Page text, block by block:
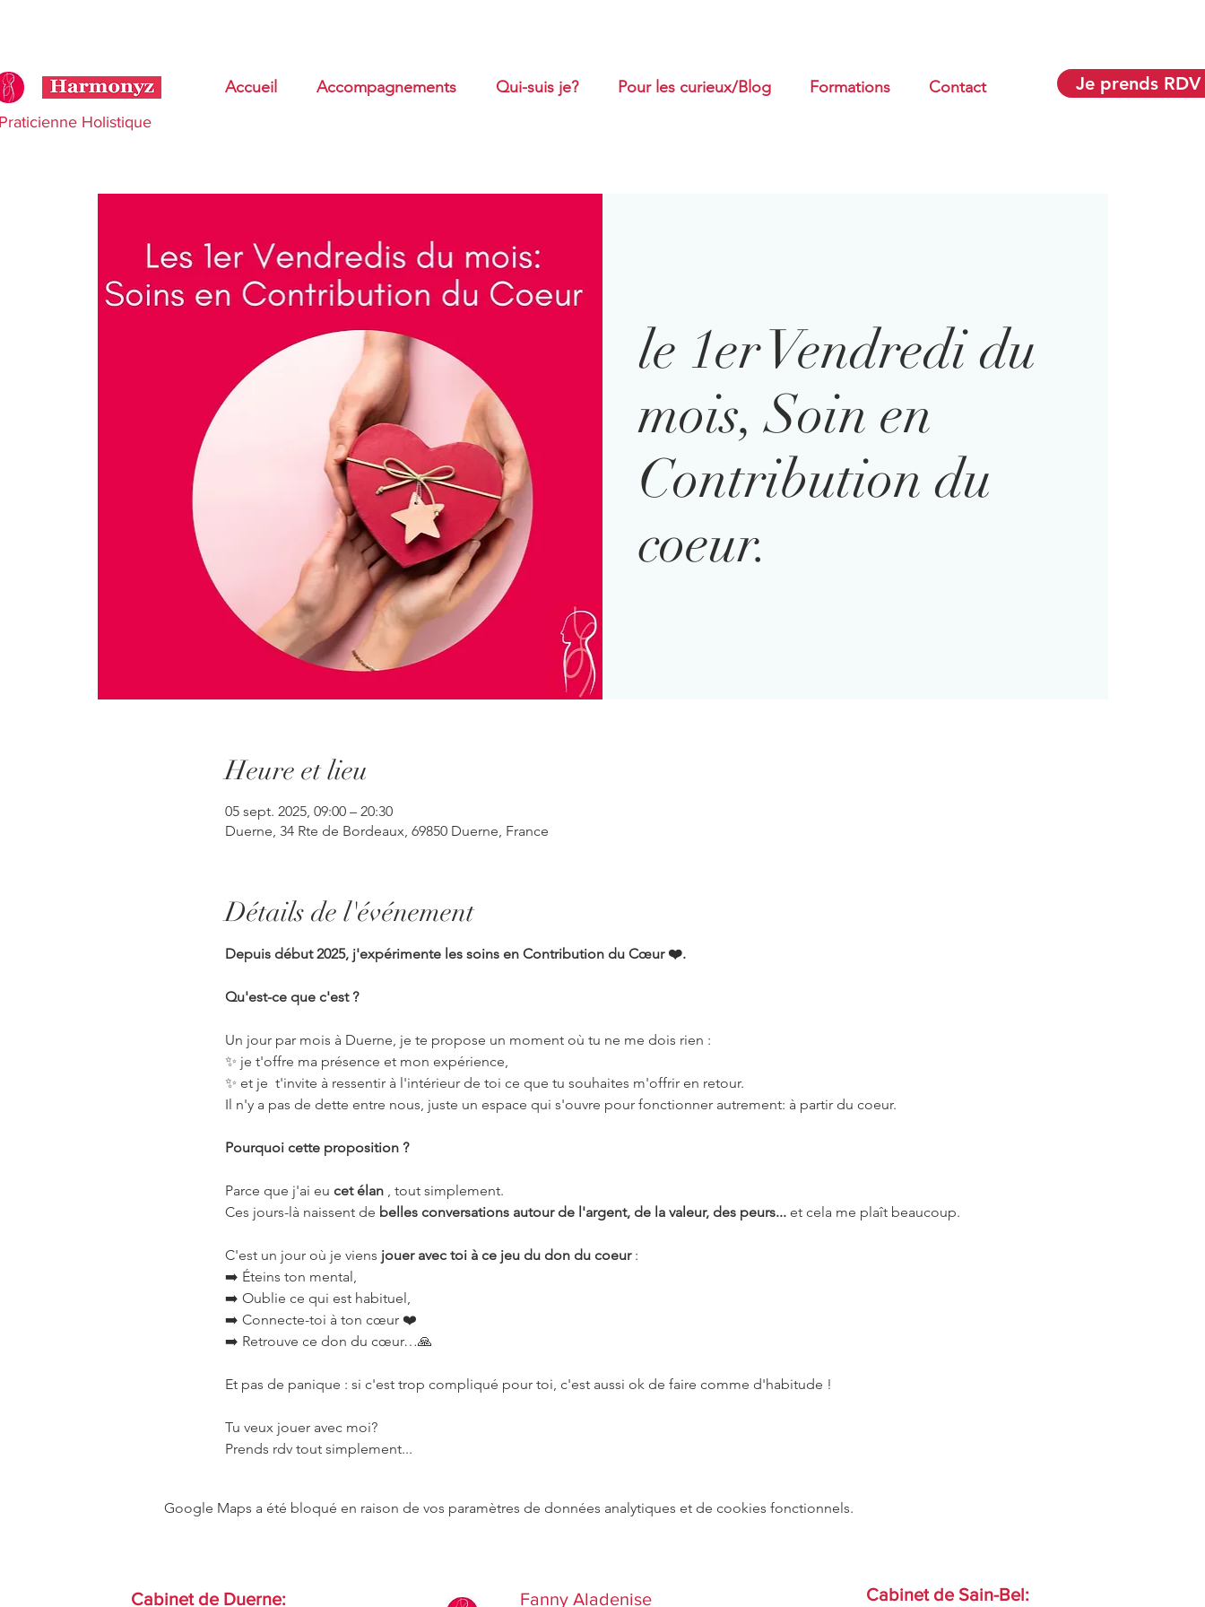
Accueil Accompagnements Qui-suis je? Pour les curieux/Blog Formations Contact Je prends RDV
Holistique
le 1er Vendredi du
mois, Soin en
Contribution du
coeur.
Heure et lieu
05 sept. 2025, 09:00 – 20:30
Duerne, 34 Rte de Bordeaux, 69850 Duerne, France
Détails de l'événement
Depuis début 2025, j'expérimente les soins en Contribution du Cœur ❤️.
Qu'est-ce que c'est ?
Un jour par mois à Duerne, je te propose un moment où tu ne me dois rien :
✨ je t'offre ma présence et mon expérience,
✨ et je  t'invite à ressentir à l'intérieur de toi ce que tu souhaites m'offrir en retour.
Il n'y a pas de dette entre nous, juste un espace qui s'ouvre pour fonctionner autrement: à partir du coeur.
Pourquoi cette proposition ?
Parce que j'ai eu cet élan
, tout simplement.
Ces jours-là naissent de belles conversations autour de l'argent, de la valeur, des peurs... et cela me plaît beaucoup.
C'est un jour où je viens jouer avec toi à ce jeu du don du coeur :
➡️ Éteins ton mental,
➡️ Oublie ce qui est habituel,
➡️ Connecte-toi à ton cœur ❤️
➡️ Retrouve ce don du cœur…🙏
Et pas de panique : si c'est trop compliqué pour toi, c'est aussi ok de faire comme d'habitude !
Tu veux jouer avec moi?
Prends rdv tout simplement...
Google Maps a été bloqué en raison de vos paramètres de données analytiques et de cookies fonctionnels.
Fanny Aladenise
Cabinet de Duerne: Cabinet de Sain-Bel: